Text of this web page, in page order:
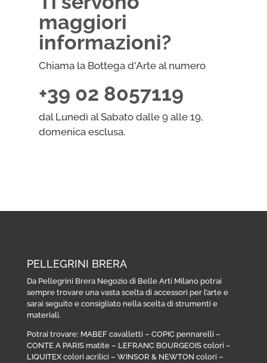
maggiori
informazioni?
Chiama la Bottega d'Arte al numero
+39 02 8057119
dal Lunedì al Sabato dalle 9 alle 19,
domenica esclusa.
PELLEGRINI BRERA
Da Pellegrini Brera Negozio di Belle Arti Milano potrai
sempre trovare una vasta scelta di accessori per l’arte e
sarai seguito e consigliato nella scelta di strumenti e
materiali.
Potrai trovare: MABEF cavalletti – COPIC pennarelli –
CONTE A PARIS matite– LEFRANC BOURGEOIS colori –
LIQUITEX colori acrilici – WINSOR & NEWTON colori –